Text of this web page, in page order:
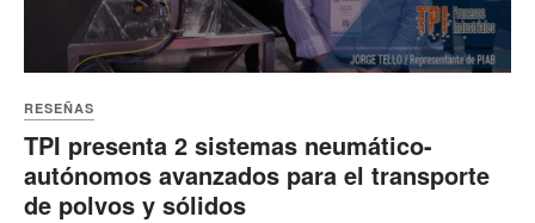
RESEÑAS
TPI presenta 2 sistemas neumático-
autónomos avanzados para el transporte
de polvos y sólidos